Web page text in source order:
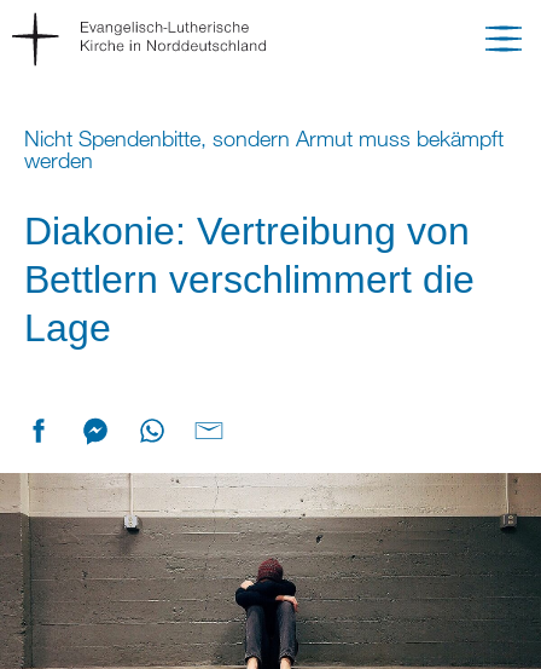
Nicht Spendenbitte, sondern Armut muss bekämpft
werden
Diakonie: Vertreibung von
Bettlern verschlimmert die
Lage